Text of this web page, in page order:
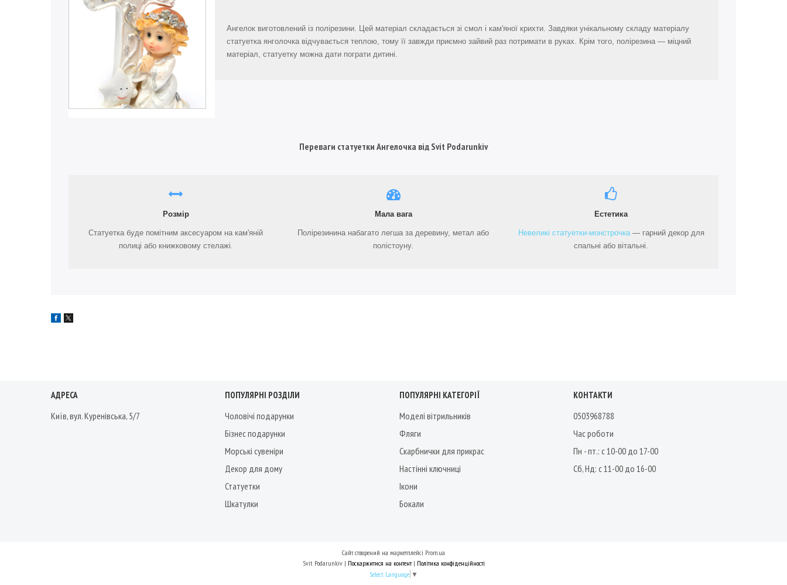
Ангелок виготовлений із полірезини. Цей матеріал складається зі смол і кам'яної крихти. Завдяки унікальному складу матеріалу
статуетка янголочка відчувається теплою, тому її завжди приємно зайвий раз потримати в руках. Крім того, полірезина — міцний
матеріал, статуетку можна дати пограти дитині.
Переваги статуетки Ангелочка від Svit Podarunkiv
Розмір
Статуетка буде помітним аксесуаром на кам'яній
полиці або книжковому стелажі.
Мала вага
Полірезинина набагато легша за деревину, метал або
полістоуну.
Естетика
Невеликі статуетки-монстрочка— гарний декор для
спальні або вітальні.
АДРЕСА
Київ, вул. Куренівська, 5/7
ПОПУЛЯРНІ РОЗДІЛИ
Чоловічі подарунки
Бізнес подарунки
Морські сувеніри
Декор для дому
Статуетки
Шкатулки
ПОПУЛЯРНІ КАТЕГОРІЇ
Моделі вітрильників
Фляги
Скарбнички для прикрас
Настінні ключниці
Ікони
Бокали
КОНТАКТИ
0503968788
Час роботи
Пн - пт.: с 10-00 до 17-00
Сб, Нд: с 11-00 до 16-00
Сайт створений на маркетплейсі Prom.ua
Svit Podarunkiv | Поскаржитися на контент | Політика конфіденційності
Select Language ▼